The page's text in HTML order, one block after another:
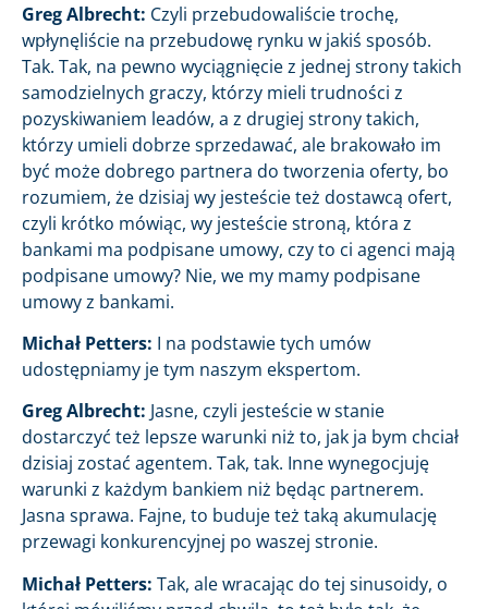
Greg Albrecht: Czyli przebudowaliście trochę,
wpłynęliście na przebudowę rynku w jakiś sposób.
Tak. Tak, na pewno wyciągnięcie z jednej strony takich
samodzielnych graczy, którzy mieli trudności z
pozyskiwaniem leadów, a z drugiej strony takich,
którzy umieli dobrze sprzedawać, ale brakowało im
być może dobrego partnera do tworzenia oferty, bo
rozumiem, że dzisiaj wy jesteście też dostawcą ofert,
czyli krótko mówiąc, wy jesteście stroną, która z
bankami ma podpisane umowy, czy to ci agenci mają
podpisane umowy? Nie, we my mamy podpisane
umowy z bankami.
Michał Petters: I na podstawie tych umów
udostępniamy je tym naszym ekspertom.
Greg Albrecht: Jasne, czyli jesteście w stanie
dostarczyć też lepsze warunki niż to, jak ja bym chciał
dzisiaj zostać agentem. Tak, tak. Inne wynegocjuję
warunki z każdym bankiem niż będąc partnerem.
Jasna sprawa. Fajne, to buduje też taką akumulację
przewagi konkurencyjnej po waszej stronie.
Michał Petters: Tak, ale wracając do tej sinusoidy, o